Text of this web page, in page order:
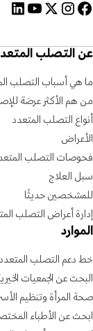
عن التصلب
ما هي أسباب التصلب
من هم الأكثر عرضة
أنواع التصلب المتعدد
الأعراض
فحوصات التصلب
سبل العلاج
للمشخصين حديثًا
إدارة أعراض التصلب
الموارد
خط دعم التصلب المتعدد
البحث عن الجمعيات
صحة المرأة وتنظيم
ابحث عن الأطباء